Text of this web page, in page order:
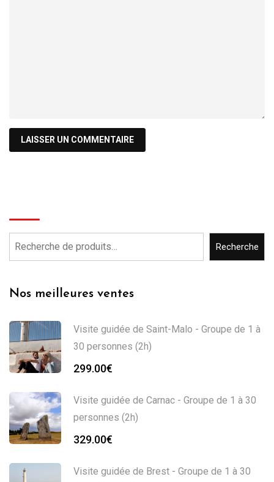
Recherche
Nos meilleures ventes
Visite guidée de Saint-Malo - Groupe de 1 à
30 personnes (2h)
299.00€
Visite guidée de Carnac - Groupe de 1 à 30
personnes (2h)
329.00€
Visite guidée de Brest - Groupe de 1 à 30